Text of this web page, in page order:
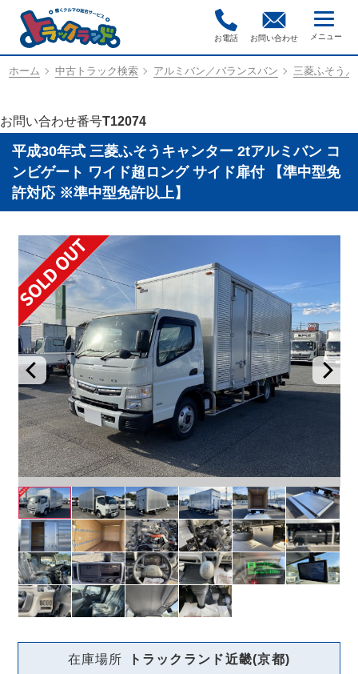
お電話 お問い合わせ
ホーム 中古トラック検索 アルミバン／バランスバン 三菱ふそう
お問い合わせ番号T12074
平成30年式 三菱ふそうキャンター 2tアルミバン コ
ンビゲート ワイド超ロング サイド扉付 【準中型免
許対応 ※準中型免許以上】
在庫場所 トラックランド近畿(京都)